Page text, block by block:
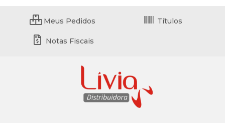
Meus Pedidos Títulos
Notas Fiscais